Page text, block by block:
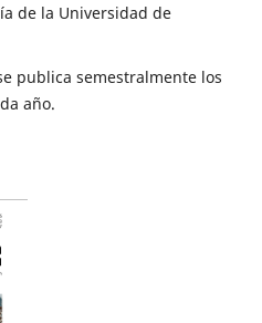
de la Universidad de
publica semestralmente los
año.